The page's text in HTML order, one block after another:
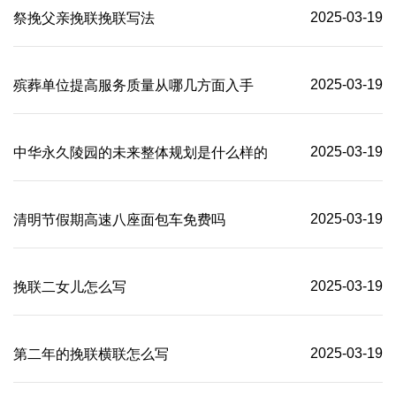
祭挽父亲挽联挽联写法 2025-03-19
殡葬单位提高服务质量从哪几方面入手 2025-03-19
中华永久陵园的未来整体规划是什么样的 2025-03-19
清明节假期高速八座面包车免费吗 2025-03-19
挽联二女儿怎么写 2025-03-19
第二年的挽联横联怎么写 2025-03-19